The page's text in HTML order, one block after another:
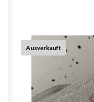
Ausverkauft